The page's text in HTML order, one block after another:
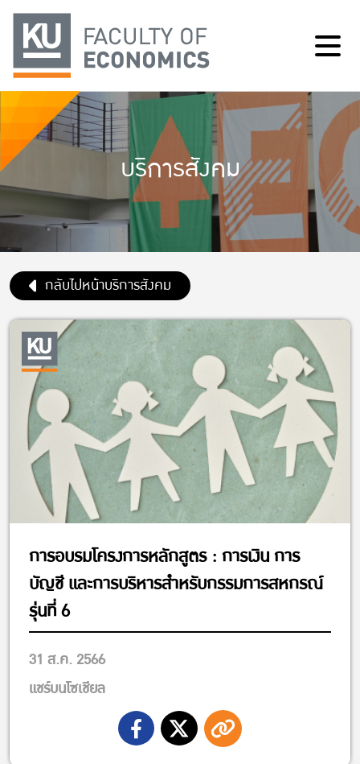
บริการสังคม
กลับไปหน้าบริการสังคม
การอบรมโครงการหลักสูตร : การเงิน การ
บัญชี และการบริหารสำหรับกรรมการสหกรณ์
รุ่นที่ 6
31 ส.ค. 2566
แชร์บนโซเชียล